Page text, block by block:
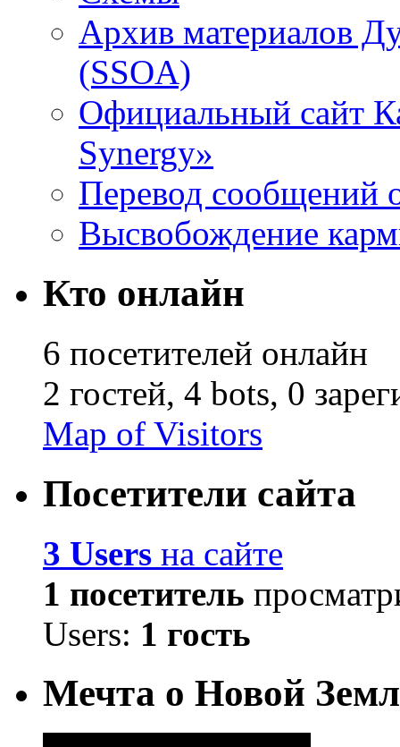
Архив материалов
(SSOA)
Официальный сайт
Synergy»
Перевод сообщений
Высвобождение
Кто онлайн
6 посетителей онлайн
2 гостей, 4 bots, 0
Map of Visitors
Посетители сайта
3 Users на сайте
1 посетитель
Users: 1 гость
Мечта о Новой